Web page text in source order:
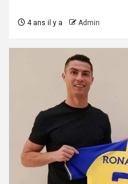
4 ans il y a Admin